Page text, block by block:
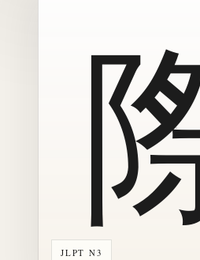
JLPT N3